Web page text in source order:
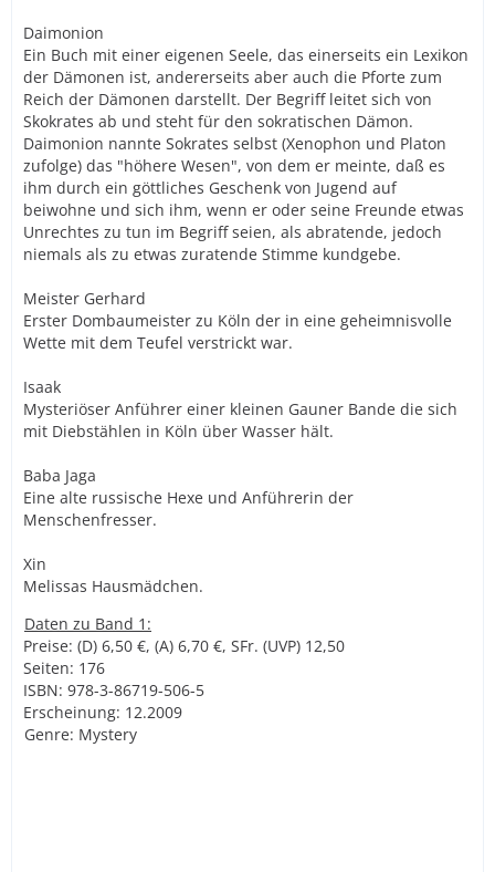
Daimonion
Ein Buch mit einer eigenen Seele, das einerseits ein Lexikon
der Dämonen ist, andererseits aber auch die Pforte zum
Reich der Dämonen darstellt. Der Begriff leitet sich von
Skokrates ab und steht für den sokratischen Dämon.
Daimonion nannte Sokrates selbst (Xenophon und Platon
zufolge) das "höhere Wesen", von dem er meinte, daß es
ihm durch ein göttliches Geschenk von Jugend auf
beiwohne und sich ihm, wenn er oder seine Freunde etwas
Unrechtes zu tun im Begriff seien, als abratende, jedoch
niemals als zu etwas zuratende Stimme kundgebe.
Meister Gerhard
Erster Dombaumeister zu Köln der in eine geheimnisvolle
Wette mit dem Teufel verstrickt war.
Isaak
Mysteriöser Anführer einer kleinen Gauner Bande die sich
mit Diebstählen in Köln über Wasser hält.
Baba Jaga
Eine alte russische Hexe und Anführerin der
Menschenfresser.
Xin
Melissas Hausmädchen.
Daten zu Band 1:
Preise: (D) 6,50 €, (A) 6,70 €, SFr. (UVP) 12,50
Seiten: 176
ISBN: 978-3-86719-506-5
Erscheinung: 12.2009
Genre: Mystery